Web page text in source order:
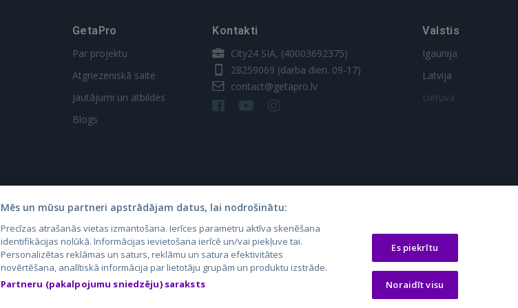
GetaPro
Par projektu
Atgriezeniskā saite
Jautājumi un atbildes
Blogs
Kontakti
City24 SIA, (40003692375)
28259069 (darba dien. 09-17)
contact@getapro.lv
Valstis
Igaunija
Latvija
Lietuva
Skelbiu.lt
Autoplius.lt
Aruodas.lt
CVbankas.lt
Kainos.lt
Paslaugos.lt
auto24.ee
KV.ee
Osta.ee
KuldneBörs.ee
Mēs un mūsu partneri apstrādājam datus, lai nodrošinātu:
Precīzas atrašanās vietas izmantošana. Ierīces parametru aktīva skenēšana
identifikācijas nolūkā. Informācijas ievietošana ierīcē un/vai piekļuve tai.
Personalizētas reklāmas un saturs, reklāmu un satura efektivitātes
novērtēšana, analītiskā informācija par lietotāju grupām un produktu izstrāde.
Partneru (pakalpojumu sniedzēju) saraksts
Es piekrītu
Noraidīt visu